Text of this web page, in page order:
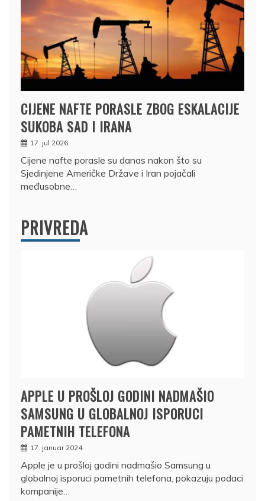
CIJENE NAFTE PORASLE ZBOG ESKALACIJE
SUKOBA SAD I IRANA
17. jul 2026.
Cijene nafte porasle su danas nakon što su
Sjedinjene Američke Države i Iran pojačali
međusobne…
PRIVREDA
APPLE U PROŠLOJ GODINI NADMAŠIO
SAMSUNG U GLOBALNOJ ISPORUCI
PAMETNIH TELEFONA
17. januar 2024.
Apple je u prošloj godini nadmašio Samsung u
globalnoj isporuci pametnih telefona, pokazuju podaci
kompanije…